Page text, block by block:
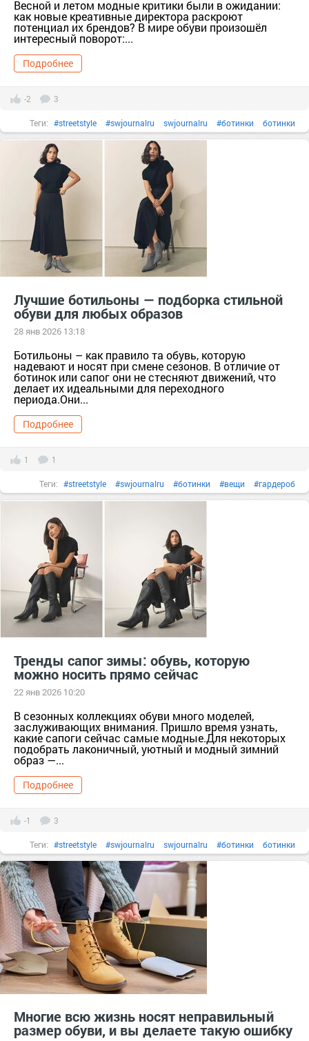
Весной и летом модные критики были в ожидании:
как новые креативные директора раскроют
потенциал их брендов? В мире обуви произошёл
интересный поворот:...
Подробнее
-2 3
Теги: #streetstyle #swjournalru swjournalru #ботинки ботинки
#гардероб
#женскаяодежда #Кроссовки
#мокасины #одежда одежда
#стиль
ф/х. Усадьба КХ Сезон [1363307]
Лучшие ботильоны — подборка стильной
обуви для любых образов
28 янв 2026 13:18
Ботильоны – как правило та обувь, которую
надевают и носят при смене сезонов. В отличие от
ботинок или сапог они не стесняют движений, что
делает их идеальными для переходного
периода.Они...
Подробнее
1 1
Теги: #streetstyle #swjournalru #ботинки #вещи #гардероб
#мокасины #сапоги
Тренды сапог зимы: обувь, которую
можно носить прямо сейчас
22 янв 2026 10:20
В сезонных коллекциях обуви много моделей,
заслуживающих внимания. Пришло время узнать,
какие сапоги сейчас самые модные.Для некоторых
подобрать лаконичный, уютный и модный зимний
образ —...
Подробнее
-1 3
Теги: #streetstyle #swjournalru swjournalru #ботинки ботинки
#вещи вещи #гардероб гардероб
#женскаяодежда #Кроссовки
#мокасины #обувь Обувь #одежда одежда
ф/х. Усадьба КХ Сезон [1363307] #цвета
Многие всю жизнь носят неправильный
размер обуви, и вы делаете такую ошибку